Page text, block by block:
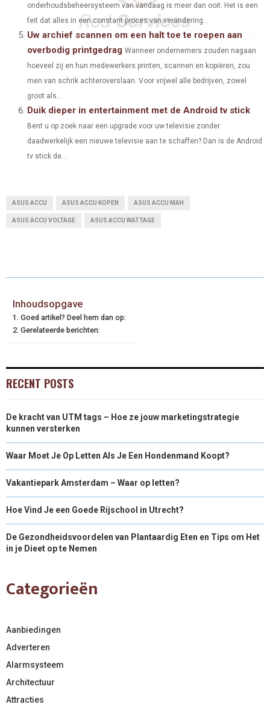
onderhoudsbeheersysteem van vandaag is meer dan ooit. Het is een
feit dat alles in een constant proces van verandering...
Uw archief scannen om een halt toe te roepen aan
overbodig printgedrag Wanneer ondernemers zouden nagaan
hoeveel zij en hun medewerkers printen, scannen en kopiëren, zou
men van schrik achteroverslaan. Voor vrijwel alle bedrijven, zowel
groot als...
Duik dieper in entertainment met de Android tv stick
Bent u op zoek naar een upgrade voor uw televisie zonder
daadwerkelijk een nieuwe televisie aan te schaffen? Dan is de Android
tv stick de...
ASUS ACCU ASUS ACCU KOPEN ASUS ACCU MAH
ASUS ACCU VOLTAGE ASUS ACCU WATTAGE
Inhoudsopgave
Goed artikel? Deel hem dan op:
Gerelateerde berichten:
RECENT POSTS
De kracht van UTM tags – Hoe ze jouw marketingstrategie
kunnen versterken
Waar Moet Je Op Letten Als Je Een Hondenmand Koopt?
Vakantiepark Amsterdam – Waar op letten?
Hoe Vind Je een Goede Rijschool in Utrecht?
De Gezondheidsvoordelen van Plantaardig Eten en Tips om Het
in je Dieet op te Nemen
Categorieën
Aanbiedingen
Adverteren
Alarmsysteem
Architectuur
Attracties